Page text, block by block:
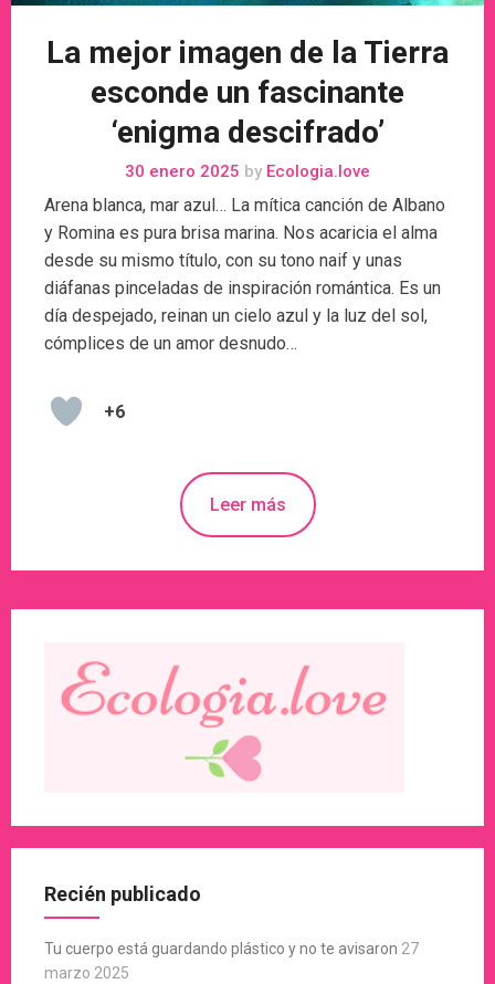
La mejor imagen de la Tierra
esconde un fascinante
‘enigma descifrado’
30 enero 2025 by Ecologia.love
Arena blanca, mar azul… La mítica canción de Albano
y Romina es pura brisa marina. Nos acaricia el alma
desde su mismo título, con su tono naif y unas
diáfanas pinceladas de inspiración romántica. Es un
día despejado, reinan un cielo azul y la luz del sol,
cómplices de un amor desnudo…
+6
Leer más
Recién publicado
Tu cuerpo está guardando plástico y no te avisaron 27
marzo 2025